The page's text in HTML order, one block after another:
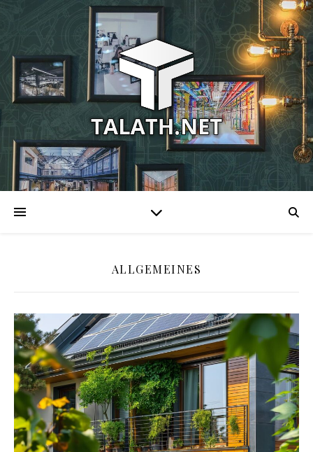
ALLGEMEINES